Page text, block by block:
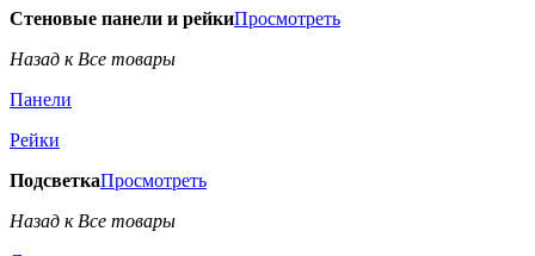
Стеновые панели и рейкиПросмотреть
Назад к Все товары
Панели
Рейки
ПодсветкаПросмотреть
Назад к Все товары